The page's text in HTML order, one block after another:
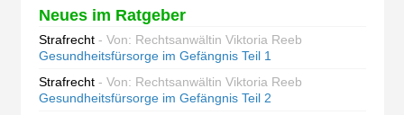
Neues im Ratgeber
Strafrecht - Von: Rechtsanwältin Viktoria Reeb
Gesundheitsfürsorge im Gefängnis Teil 1
Strafrecht - Von: Rechtsanwältin Viktoria Reeb
Gesundheitsfürsorge im Gefängnis Teil 2